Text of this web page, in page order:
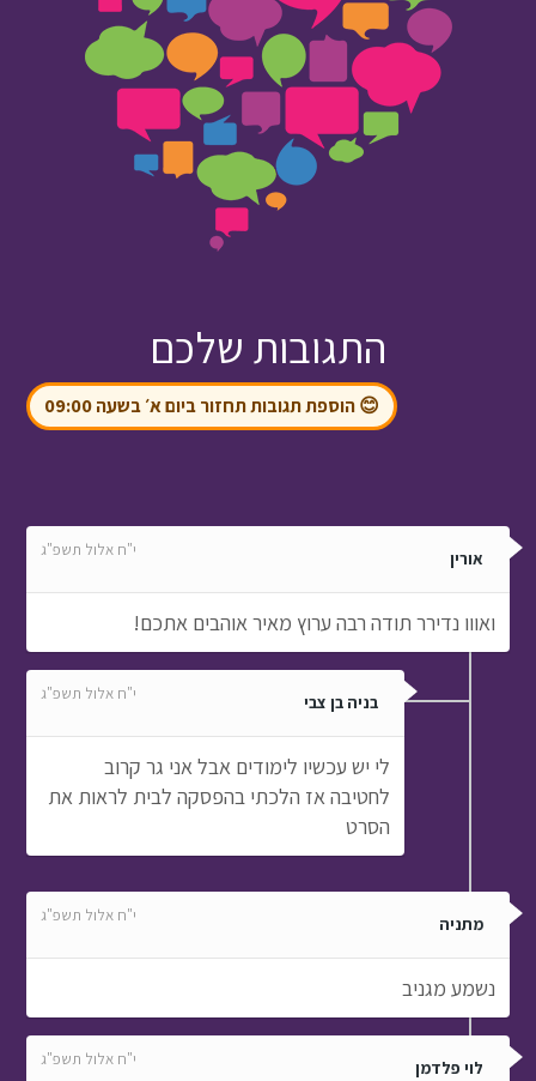
התגובות שלכם
😊 הוספת תגובות תחזור ביום א׳ בשעה 09:00
אורין י"ח אלול תשפ"ג
ואווו נדירר תודה רבה ערוץ מאיר אוהבים אתכם!
בניה בן צבי י"ח אלול תשפ"ג
לי יש עכשיו לימודים אבל אני גר קרוב
לחטיבה אז הלכתי בהפסקה לבית לראות את
הסרט
מתניה י"ח אלול תשפ"ג
נשמע מגניב
לוי פלדמן י"ח אלול תשפ"ג